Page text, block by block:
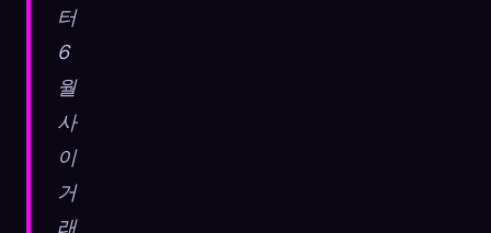
터
6
월
사
이
거
래